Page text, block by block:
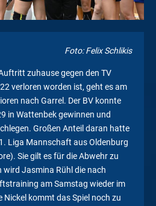
Foto: Felix Schlikis
zuhause gegen den TV
verloren worden ist, geht es am
nach Garrel. Der BV konnte
in Wattenbek gewinnen und
Großen Anteil daran hatte
Liga Mannschaft aus Oldenburg
Sie gilt es für die Abwehr zu
Jasmina Rühl die nach
am Samstag wieder im
Nickel kommt das Spiel noch zu